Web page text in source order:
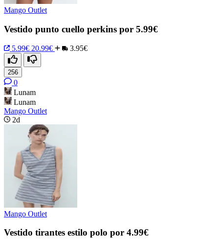
Mango Outlet
Vestido punto cuello perkins por 5.99€
5.99€ 20.99€ 3.95€
256
0
Lunam
Lunam
Mango Outlet
2d
Mango Outlet
Vestido tirantes estilo polo por 4.99€